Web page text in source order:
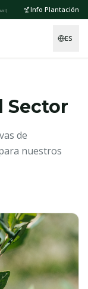
) Info Plantación
ES
Sector
de
nuestros